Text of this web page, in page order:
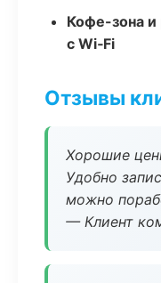
Кофе-зона и
с Wi‑Fi
Отзывы
Хорошие
Удобно
можно
— Клиент